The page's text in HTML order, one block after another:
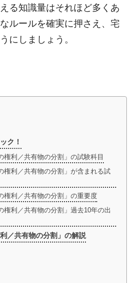
る知識量はそれほど多くあ
ルールを確実に押さえ、宅
にしましょう。
ク！
権利／共有物の分割」の試験科目
権利／共有物の分割」が含まれる試
権利／共有物の分割」の重要度
権利／共有物の分割」過去10年の出
／共有物の分割」の解説